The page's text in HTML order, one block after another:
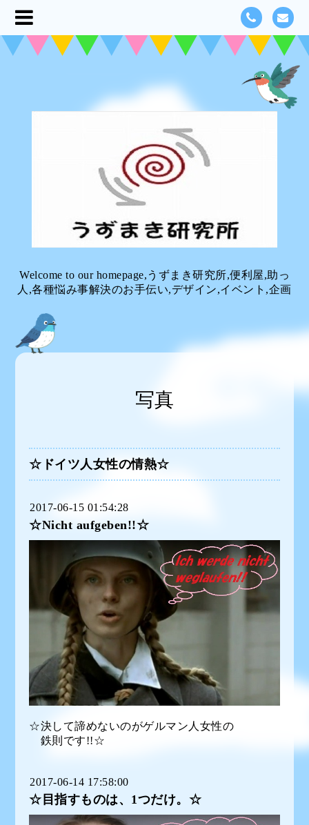
Welcome to our homepage,うずまき研究所,便利屋,助っ
人,各種悩み事解決のお手伝い,デザイン,イベント,企画
写真
☆ドイツ人女性の情熱☆
2017-06-15 01:54:28
☆Nicht aufgeben!!☆
☆決して諦めないのがゲルマン人女性の
鉄則です!!☆
2017-06-14 17:58:00
☆目指すものは、1つだけ。☆